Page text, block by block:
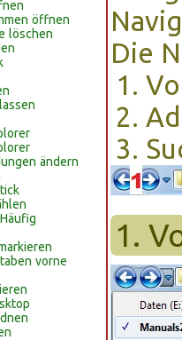
öffnen
löschen
ändern
vorne
Die
1.